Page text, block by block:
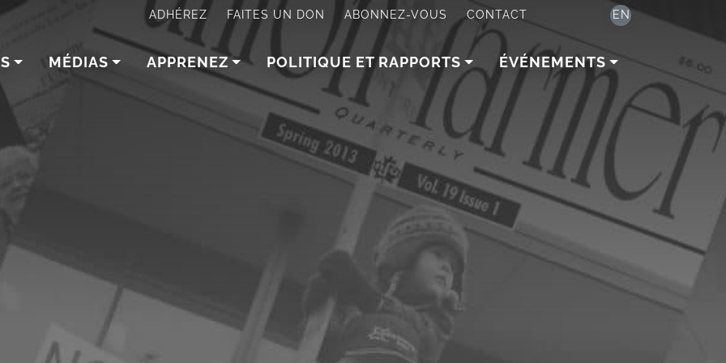
ADHÉREZ FAITES UN DON ABONNEZ-VOUS CONTACT EN
MÉDIAS APPRENEZ POLITIQUE ET RAPPORTS ÉVÉNEMENTS